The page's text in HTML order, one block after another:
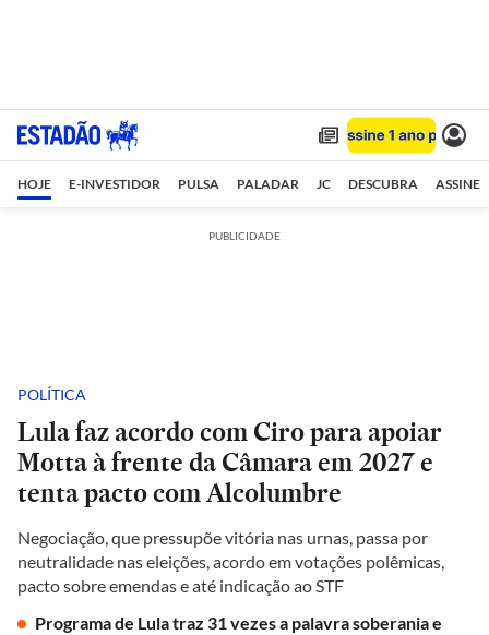
HOJE E-INVESTIDOR PULSA PALADAR JC DESCUBRA ASSINE
PUBLICIDADE
POLÍTICA
Lula faz acordo com Ciro para apoiar
Motta à frente da Câmara em 2027 e
tenta pacto com Alcolumbre
Negociação, que pressupõe vitória nas urnas, passa por
neutralidade nas eleições, acordo em votações polêmicas,
pacto sobre emendas e até indicação ao STF
Programa de Lula traz 31 vezes a palavra soberania e